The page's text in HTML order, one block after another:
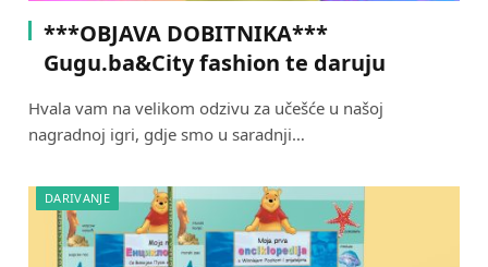
***OBJAVA DOBITNIKA***
Gugu.ba&City fashion te daruju
Hvala vam na velikom odzivu za učešće u našoj
nagradnoj igri, gdje smo u saradnji…
DARIVANJE